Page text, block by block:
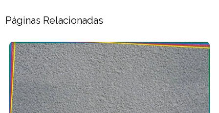
Páginas Relacionadas